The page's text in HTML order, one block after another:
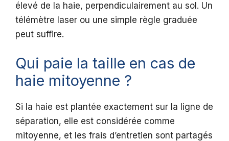
élevé de la haie, perpendiculairement au sol. Un
télémètre laser ou une simple règle graduée
peut suffire.
Qui paie la taille en cas de
haie mitoyenne ?
Si la haie est plantée exactement sur la ligne de
séparation, elle est considérée comme
mitoyenne, et les frais d’entretien sont partagés